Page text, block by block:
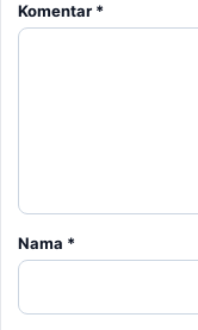
Komentar *
Nama *